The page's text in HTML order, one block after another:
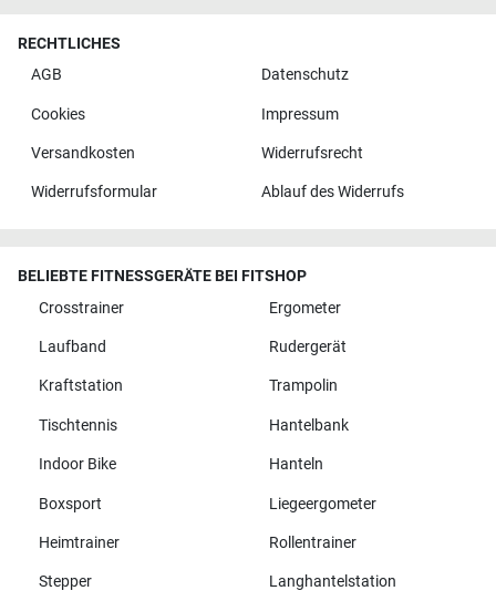
RECHTLICHES
AGB
Datenschutz
Cookies Impressum
Versandkosten Widerrufsrecht
Widerrufsformular Ablauf des Widerrufs
BELIEBTE FITNESSGERÄTE BEI FITSHOP
Crosstrainer
Ergometer
Laufband Rudergerät
Kraftstation Trampolin
Tischtennis Hantelbank
Indoor Bike Hanteln
Boxsport Liegeergometer
Heimtrainer Rollentrainer
Stepper Langhantelstation